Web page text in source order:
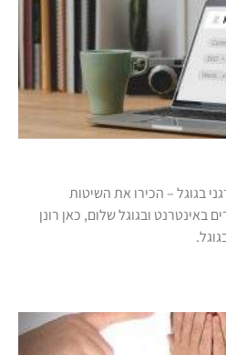
בגוגל – הכירו את השיטות
ובגוגל שלום, כאן רונן